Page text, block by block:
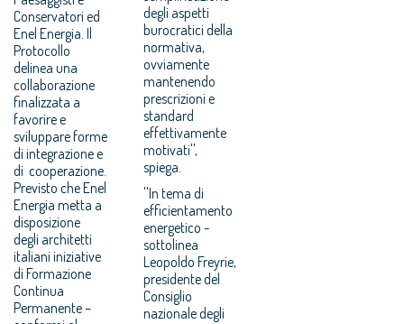
Conservatori ed
Enel Energia. Il
Protocollo
delinea una
collaborazione
finalizzata a
favorire e
sviluppare forme
di integrazione e
di cooperazione.
Previsto che Enel
Energia metta a
disposizione
degli architetti
italiani iniziative
di Formazione
Continua
Permanente –
degli aspetti
burocratici della
normativa,
ovviamente
mantenendo
prescrizioni e
standard
effettivamente
motivati'',
spiega.
''In tema di
efficientamento
energetico -
sottolinea
Leopoldo Freyrie,
presidente del
Consiglio
nazionale degli